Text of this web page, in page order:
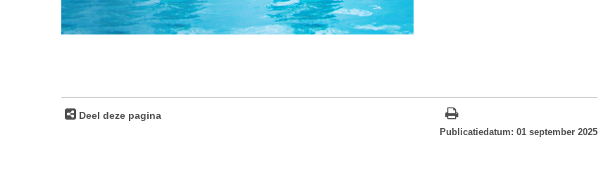
Deel deze pagina
Publicatiedatum: 01 september 2025